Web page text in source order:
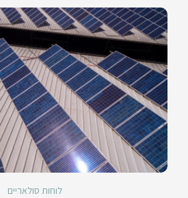
לוחות סולאריים